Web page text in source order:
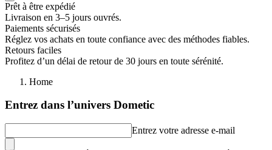
Prêt à être expédié
Livraison en 3–5 jours ouvrés.
Paiements sécurisés
Réglez vos achats en toute confiance avec des méthodes fiables.
Retours faciles
Profitez d’un délai de retour de 30 jours en toute sérénité.
Home
Entrez dans l’univers Dometic
Entrez votre adresse e-mail